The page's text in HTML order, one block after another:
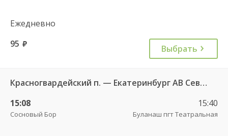
Ежедневно
95 руб. Выбрать
Красногвардейский п. — Екатеринбург АВ Северный 997
15:08
Сосновый Бор
15:40
Буланаш пгт Театральная